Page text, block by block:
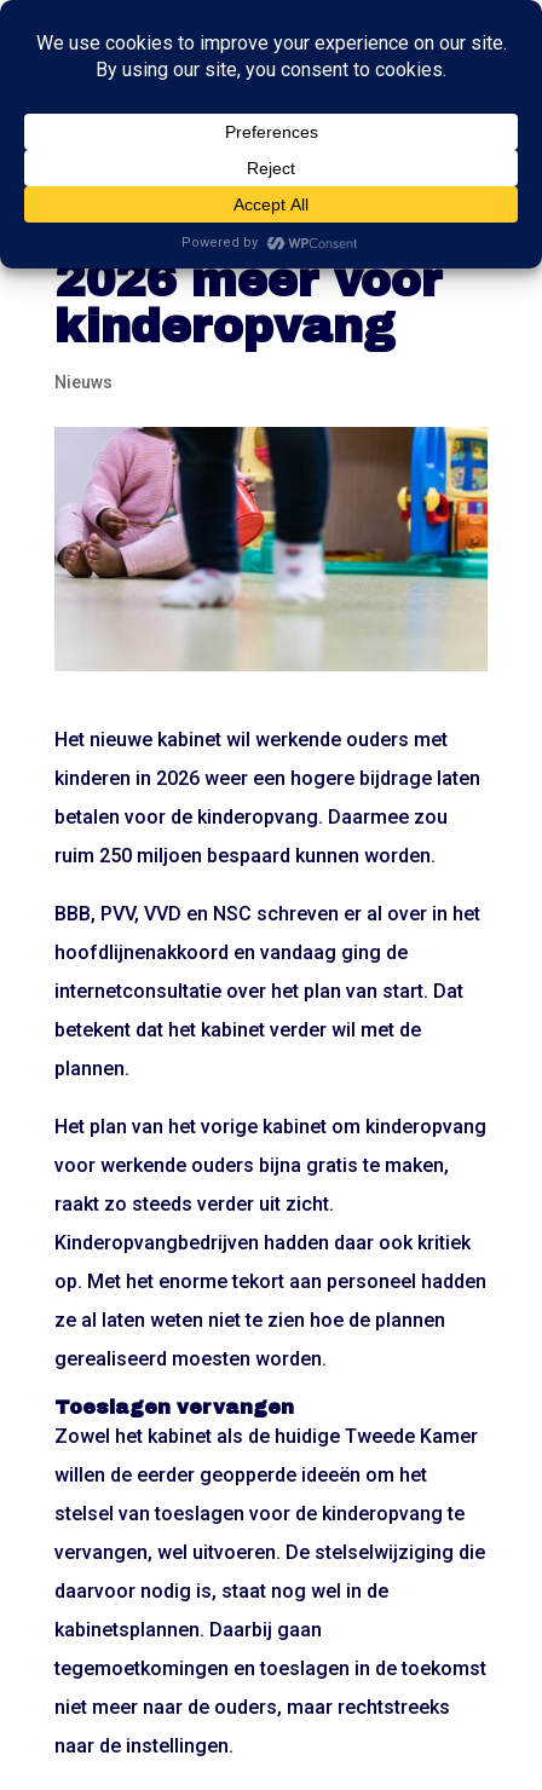
Werkende ouders
betalen vanaf
2026 meer voor
kinderopvang
Nieuws
Het nieuwe kabinet wil werkende ouders met
kinderen in 2026 weer een hogere bijdrage laten
betalen voor de kinderopvang. Daarmee zou
ruim 250 miljoen bespaard kunnen worden.
BBB, PVV, VVD en NSC schreven er al over in het
hoofdlijnenakkoord en vandaag ging de
internetconsultatie over het plan van start. Dat
betekent dat het kabinet verder wil met de
plannen.
Het plan van het vorige kabinet om kinderopvang
voor werkende ouders bijna gratis te maken,
raakt zo steeds verder uit zicht.
Kinderopvangbedrijven hadden daar ook kritiek
op. Met het enorme tekort aan personeel hadden
ze al laten weten niet te zien hoe de plannen
gerealiseerd moesten worden.
Toeslagen vervangen
Zowel het kabinet als de huidige Tweede Kamer
willen de eerder geopperde ideeën om het
stelsel van toeslagen voor de kinderopvang te
vervangen, wel uitvoeren. De stelselwijziging die
daarvoor nodig is, staat nog wel in de
kabinetsplannen. Daarbij gaan
tegemoetkomingen en toeslagen in de toekomst
niet meer naar de ouders, maar rechtstreeks
naar de instellingen.